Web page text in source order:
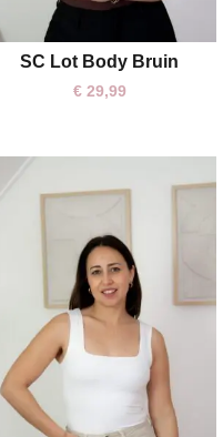
S XL
SC Lot Body Bruin
€29,99